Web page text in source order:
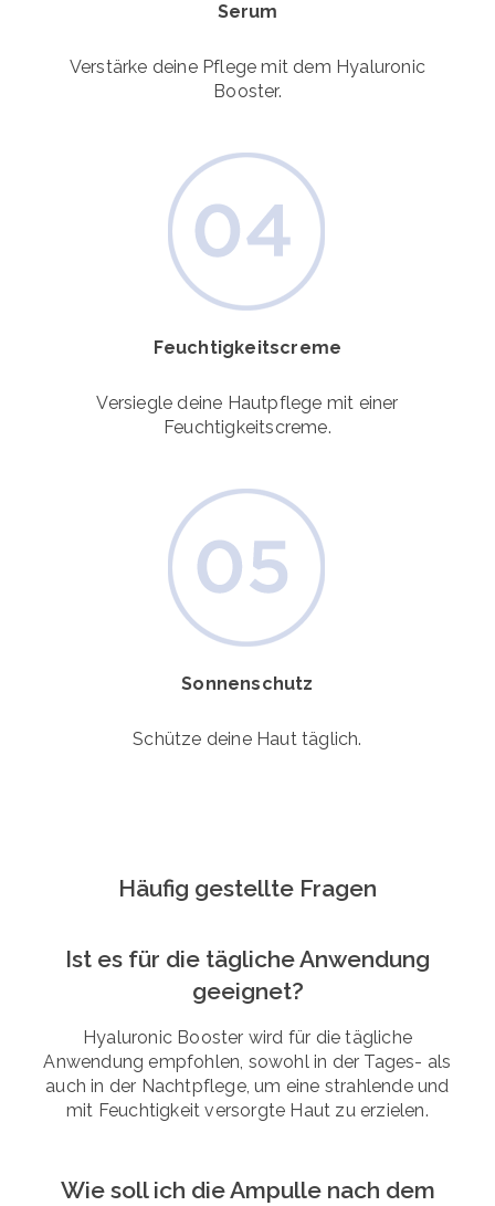
Serum
Verstärke deine Pflege mit dem Hyaluronic
Booster.
Feuchtigkeitscreme
Versiegle deine Hautpflege mit einer
Feuchtigkeitscreme.
Sonnenschutz
Schütze deine Haut täglich.
Häufig gestellte Fragen
Ist es für die tägliche Anwendung
geeignet?
Hyaluronic Booster wird für die tägliche
Anwendung empfohlen, sowohl in der Tages- als
auch in der Nachtpflege, um eine strahlende und
mit Feuchtigkeit versorgte Haut zu erzielen.
Wie soll ich die Ampulle nach dem